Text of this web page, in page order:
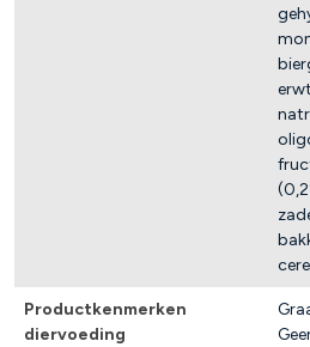
Productkenmerken
diervoeding